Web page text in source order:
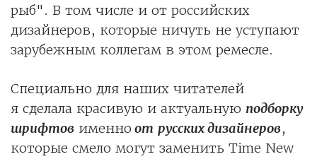
рыб". В том числе и от российских
дизайнеров, которые ничуть не уступают
зарубежным коллегам в этом ремесле.
Специально для наших читателей
я сделала красивую и актуальную подборку
шрифтов именно от русских дизайнеров,
которые смело могут заменить Time New